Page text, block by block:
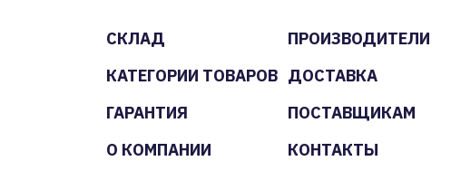
СКЛАД
ПРОИЗВОДИТЕЛИ
КАТЕГОРИИ ТОВАРОВ ДОСТАВКА
ГАРАНТИЯ
ПОСТАВЩИКАМ
О КОМПАНИИ
КОНТАКТЫ